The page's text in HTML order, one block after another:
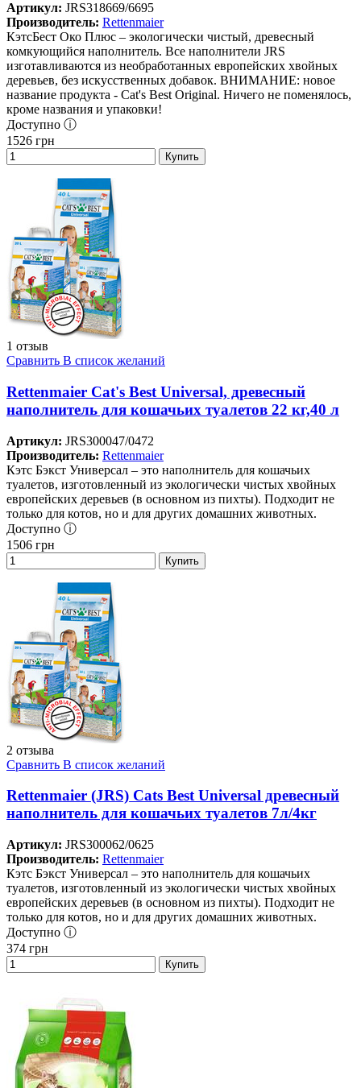
Артикул: JRS318669/6695
Производитель: Rettenmaier
КэтсБест Око Плюс – экологически чистый, древесный
комкующийся наполнитель. Все наполнители JRS
изготавливаются из необработанных европейских хвойных
деревьев, без искусственных добавок. ВНИМАНИЕ: новое
название продукта - Cat's Best Original. Ничего не поменялось,
кроме названия и упаковки!
Доступно ⓘ
1526 грн
Купить
1 отзыв
Сравнить В список желаний
Rettenmaier Cat's Best Universal, древесный
наполнитель для кошачьих туалетов 22 кг,40 л
Артикул: JRS300047/0472
Производитель: Rettenmaier
Кэтс Бэкст Универсал – это наполнитель для кошачьих
туалетов, изготовленный из экологически чистых хвойных
европейских деревьев (в основном из пихты). Подходит не
только для котов, но и для других домашних животных.
Доступно ⓘ
1506 грн
Купить
2 отзыва
Сравнить В список желаний
Rettenmaier (JRS) Cats Best Universal древесный
наполнитель для кошачьих туалетов 7л/4кг
Артикул: JRS300062/0625
Производитель: Rettenmaier
Кэтс Бэкст Универсал – это наполнитель для кошачьих
туалетов, изготовленный из экологически чистых хвойных
европейских деревьев (в основном из пихты). Подходит не
только для котов, но и для других домашних животных.
Доступно ⓘ
374 грн
Купить